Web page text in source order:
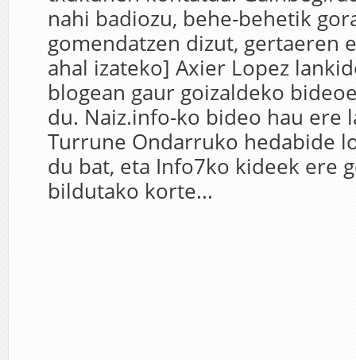
nahi badiozu, behe-behetik
gomendatzen dizut, gertaeren
ahal izateko] Axier Lopez
blogean gaur goizaldeko
du. Naiz.info-ko bideo hau ere
Turrune Ondarruko hedabide
du bat, eta Info7ko kideek ere
bildutako korte...